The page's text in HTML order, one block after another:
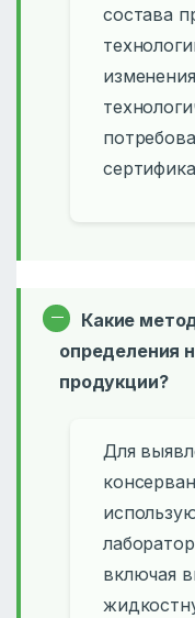
состава
Какие
определения
продукции?
Для
включая